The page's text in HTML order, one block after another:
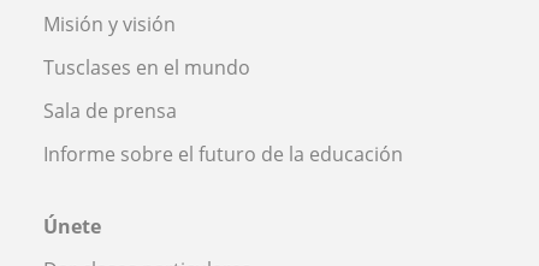
Misión y visión
Tusclases en el mundo
Sala de prensa
Informe sobre el futuro de la educación
Únete